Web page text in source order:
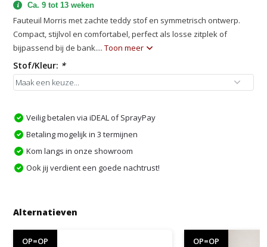
Ca. 9 tot 13 weken
Fauteuil Morris met zachte teddy stof en symmetrisch ontwerp.
Compact, stijlvol en comfortabel, perfect als losse zitplek of
bijpassend bij de bank....Toon meer
Stof/Kleur: *
Veilig betalen via iDEAL of SprayPay
Betaling mogelijk in 3 termijnen
Kom langs in onze showroom
Ook jij verdient een goede nachtrust!
Alternatieven
OP=OP OP=OP